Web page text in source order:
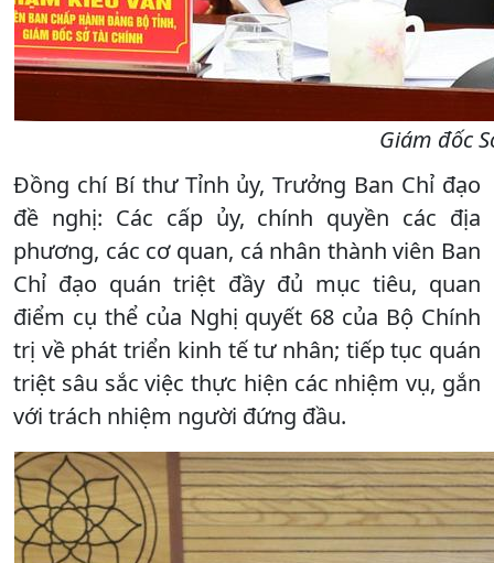
Giám đốc
Đồng chí Bí thư Tỉnh ủy, Trưởng Ban Chỉ đạo
đề nghị: Các cấp ủy, chính quyền các địa
phương, các cơ quan, cá nhân thành viên Ban
Chỉ đạo quán triệt đầy đủ mục tiêu, quan
điểm cụ thể của Nghị quyết 68 của Bộ Chính
trị về phát triển kinh tế tư nhân; tiếp tục quán
triệt sâu sắc việc thực hiện các nhiệm vụ, gắn
với trách nhiệm người đứng đầu.